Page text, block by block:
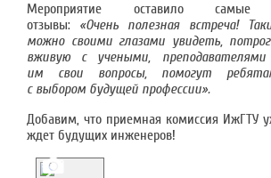
Мероприятие оставило самые
отзывы: «Очень полезная встреча!
можно своими глазами увидеть,
вживую с учеными,
им свои вопросы, помогут
с выбором будущей профессии».
Добавим, что приемная комиссия ИжГТУ
ждет будущих инженеров!